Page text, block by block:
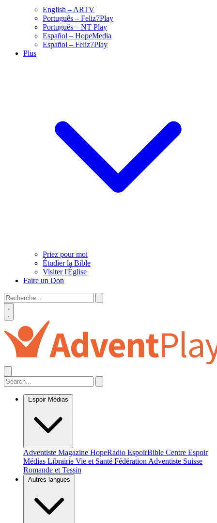
English – ARTV
Português – Feliz7Play
Português – NT Play
Español – HopeMedia
Español – Feliz7Play
Plus
Priez pour moi
Étudier la Bible
Visiter l'Église
Faire un Don
Espoir Médias
Adventiste Magazine HopeRadio EspoirBible Centre Espoir
Médias Librairie Vie et Santé Fédération Adventiste Suisse
Romande et Tessin
Autres langues